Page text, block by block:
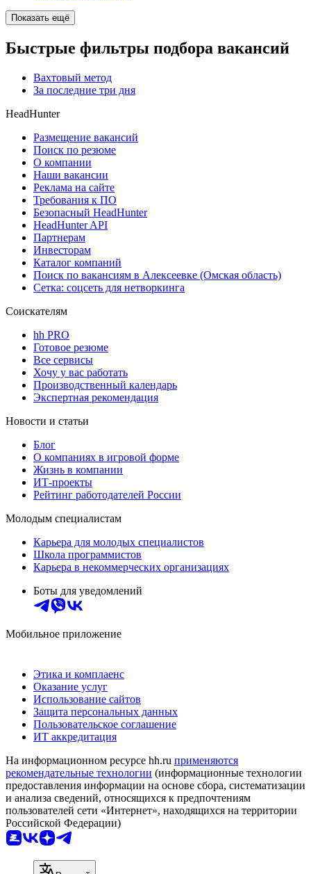
Показать ещё
Быстрые фильтры подбора вакансий
Вахтовый метод
За последние три дня
HeadHunter
Размещение вакансий
Поиск по резюме
О компании
Наши вакансии
Реклама на сайте
Требования к ПО
Безопасный HeadHunter
HeadHunter API
Партнерам
Инвесторам
Каталог компаний
Поиск по вакансиям в Алексеевке (Омская область)
Сетка: соцсеть для нетворкинга
Соискателям
hh PRO
Готовое резюме
Все сервисы
Хочу у вас работать
Производственный календарь
Экспертная рекомендация
Новости и статьи
Блог
О компаниях в игровой форме
Жизнь в компании
ИТ-проекты
Рейтинг работодателей России
Молодым специалистам
Карьера для молодых специалистов
Школа программистов
Карьера в некоммерческих организациях
Боты для уведомлений
Мобильное приложение
Этика и комплаенс
Оказание услуг
Использование сайтов
Защита персональных данных
Пользовательское соглашение
ИТ аккредитация
На информационном ресурсе hh.ru применяются
рекомендательные технологии (информационные технологии
предоставления информации на основе сбора, систематизации
и анализа сведений, относящихся к предпочтениям
пользователей сети «Интернет», находящихся на территории
Российской Федерации)